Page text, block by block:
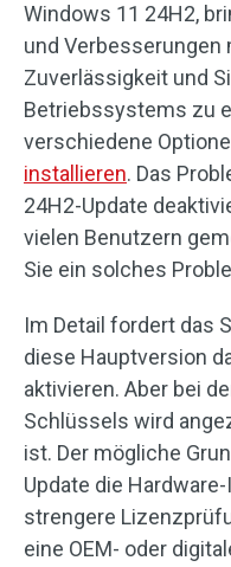
Windows 11 24H2,
und Verbesserungen
Zuverlässigkeit und
Betriebssystems zu
verschiedene
installieren. Das
24H2-Update
vielen Benutzern
Sie ein solches
Im Detail fordert das
diese Hauptversion
aktivieren. Aber bei
Schlüssels wird
ist. Der mögliche
Update die
strengere
eine OEM- oder